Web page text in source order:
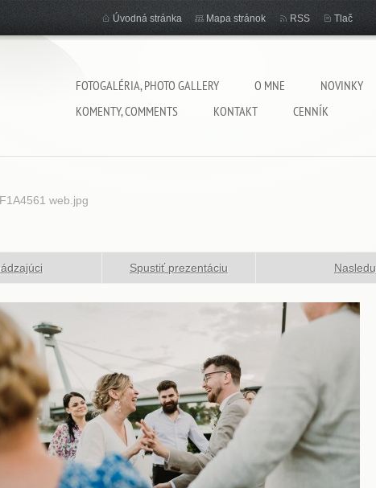
FOTOGALÉRIA, PHOTO GALLERY O MNE NOVINKY
KOMENTY, COMMENTS
KONTAKT CENNÍK
Úvodná stránka Mapa stránok RSS Tlač
web.jpg
Spustiť prezentáciu